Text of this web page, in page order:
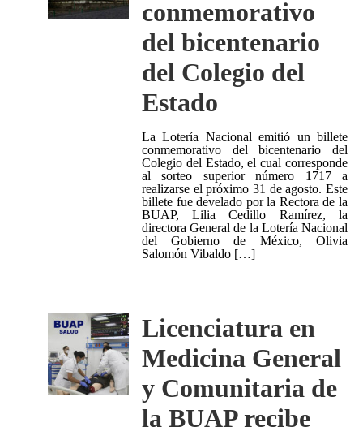
conmemorativo
del bicentenario
del Colegio del
Estado
La Lotería Nacional emitió un billete
conmemorativo del bicentenario del
Colegio del Estado, el cual corresponde
al sorteo superior número 1717 a
realizarse el próximo 31 de agosto. Este
billete fue develado por la Rectora de la
BUAP, Lilia Cedillo Ramírez, la
directora General de la Lotería Nacional
del Gobierno de México, Olivia
Salomón Vibaldo […]
Licenciatura en
Medicina General
y Comunitaria de
la BUAP recibe